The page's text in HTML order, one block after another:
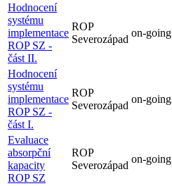
Hodnocení
systému
implementace
ROP SZ -
část II.
ROP
Severozápad
on-going
Hodnocení
systému
implementace
ROP SZ -
část I.
ROP
Severozápad
on-going
Evaluace
absorpční
kapacity
ROP SZ
ROP
Severozápad
on-going